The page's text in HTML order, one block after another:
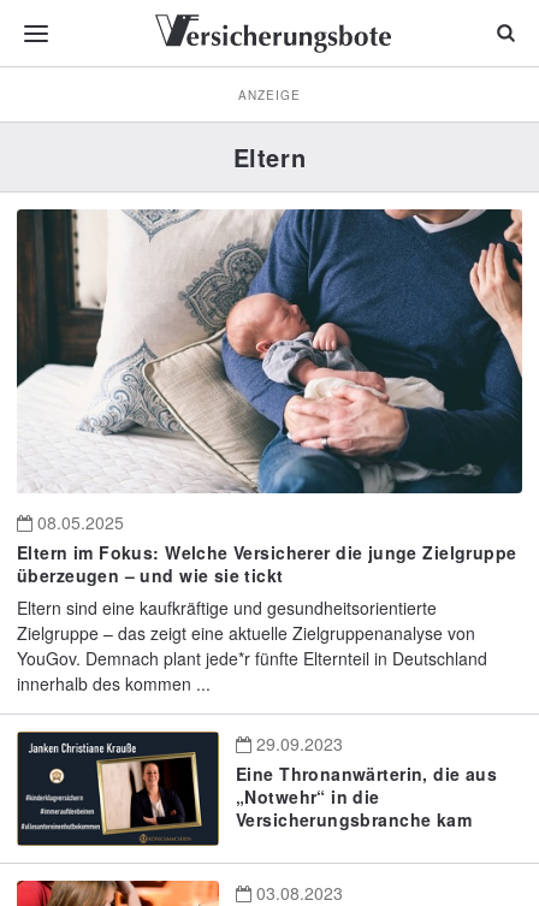
ANZEIGE
Eltern
08.05.2025
Eltern im Fokus: Welche Versicherer die junge Zielgruppe
überzeugen – und wie sie tickt
Eltern sind eine kaufkräftige und gesundheitsorientierte
Zielgruppe – das zeigt eine aktuelle Zielgruppenanalyse von
YouGov. Demnach plant jede*r fünfte Elternteil in Deutschland
innerhalb des kommen ...
29.09.2023
Eine Thronanwärterin, die aus
„Notwehr“ in die
Versicherungsbranche kam
03.08.2023